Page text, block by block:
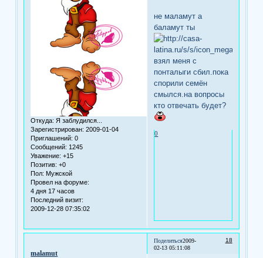
Откуда: Я заблудился...
Зарегистрирован: 2009-01-04
Приглашений: 0
Сообщений: 1245
Уважение: +15
Позитив: +0
Пол: Мужской
Провел на форуме:
4 дня 17 часов
Последний визит:
2009-12-28 07:35:02
не маламут а
баламут ты
взял меня с
понталыги сбил.пока
спорили семён
смылся.на вопросы
кто отвечать будет?
0
Поделиться 18
2009-
02-13 05:11:08
malamut